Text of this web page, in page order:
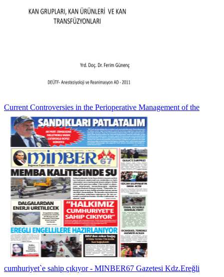
Current Controversies in the Perioperative Management of the
cumhuriyet`e sahip çıkıyor - MINBER67 Gazetesi Kdz.Ereğli